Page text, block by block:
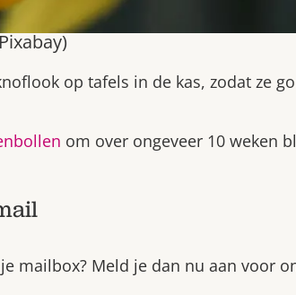
op tafels in de kas, zodat ze
om over ongeveer 10 weken
mailbox? Meld je dan nu aan voor